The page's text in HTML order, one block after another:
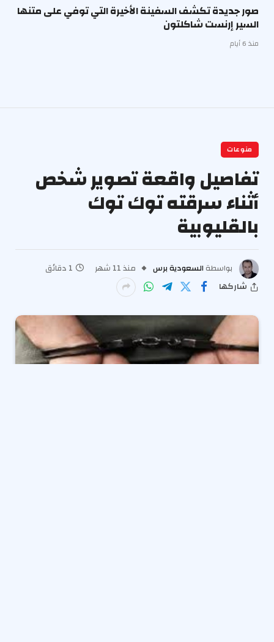
صور جديدة تكشف السفينة الأخيرة التي توفي على متنها
السير إرنست شاكلتون
منذ 6 أيام
منوعات
تفاصيل واقعة تصوير شخص
أثناء سرقته توك توك
بالقليوبية
بواسطة السعودية برس منذ 11 شهر
1 دقائق
شاركها